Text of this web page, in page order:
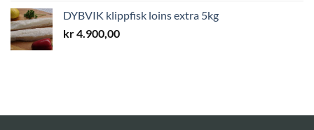
DYBVIK klippfisk loins extra 5kg
kr4.900,00